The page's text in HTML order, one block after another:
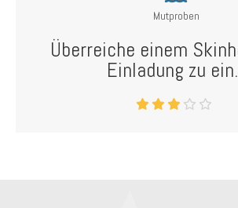
Mutproben
Überreiche einem
Einladung zu